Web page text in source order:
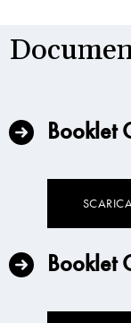
Booklet
Booklet